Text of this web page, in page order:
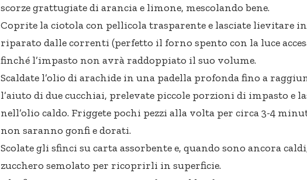
scorze grattugiate di arancia e limone, mescolando bene.
Coprite la ciotola con pellicola trasparente e lasciate lievitare
riparato dalle correnti (perfetto il forno spento con la luce
finché l’impasto non avrà raddoppiato il suo volume.
Scaldate l’olio di arachide in una padella profonda fino a
l’aiuto di due cucchiai, prelevate piccole porzioni di impasto e
nell’olio caldo. Friggete pochi pezzi alla volta per circa 3-4
non saranno gonfi e dorati.
Scolate gli sfinci su carta assorbente e, quando sono ancora
zucchero semolato per ricoprirli in superficie.